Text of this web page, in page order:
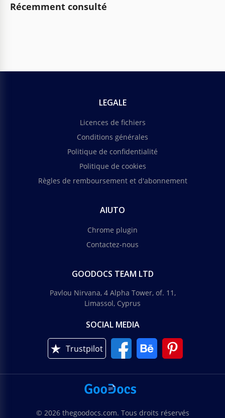
Récemment consulté
LEGALE
Licences de fichiers
Conditions générales
Politique de confidentialité
Politique de cookies
Règles de remboursement et d'abonnement
AIUTO
Chrome plugin
Contactez-nous
GOODOCS TEAM LTD
Pavlou Nirvana, 4 Alpha Tower, of. 11,
Limassol, Cyprus
SOCIAL MEDIA
Trustpilot
© 2026 thegoodocs.com. Tous droits réservés